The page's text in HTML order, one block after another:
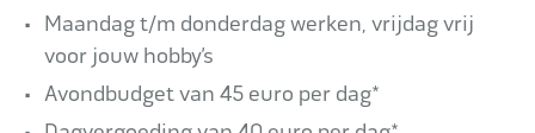
Maandag t/m donderdag werken, vrijdag vrij
voor jouw hobby’s
Avondbudget van 45 euro per dag*